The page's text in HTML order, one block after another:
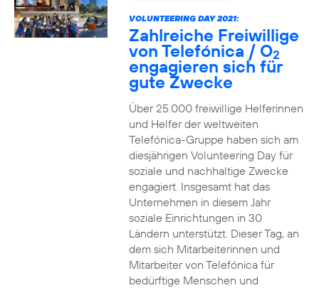
VOLUNTEERING DAY 2021:
Zahlreiche Freiwillige
von Telefónica / O2
engagieren sich für
gute Zwecke
Über 25.000 freiwillige Helferinnen
und Helfer der weltweiten
Telefónica-Gruppe haben sich am
diesjährigen Volunteering Day für
soziale und nachhaltige Zwecke
engagiert. Insgesamt hat das
Unternehmen in diesem Jahr
soziale Einrichtungen in 30
Ländern unterstützt. Dieser Tag, an
dem sich Mitarbeiterinnen und
Mitarbeiter von Telefónica für
bedürftige Menschen und